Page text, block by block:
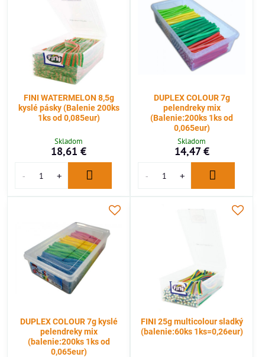
FINI WATERMELON 8,5g
kyslé pásky (Balenie 200ks
1ks od 0,085eur)
Skladom
18,61 €
DUPLEX COLOUR 7g
pelendreky mix
(Balenie:200ks 1ks od
0,065eur)
Skladom
14,47 €
DUPLEX COLOUR 7g kyslé
pelendreky mix
(balenie:200ks 1ks od
0,065eur)
FINI 25g multicolour sladký
(balenie:60ks 1ks=0,26eur)